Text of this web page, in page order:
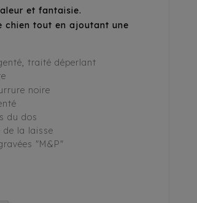
et fantaisie.
chien tout en ajoutant une
traité déperlant
noire
du dos
de la laisse
"M&P"